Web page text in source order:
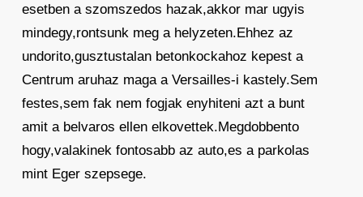
esetben a szomszedos hazak,akkor mar ugyis
mindegy,rontsunk meg a helyzeten.Ehhez az
undorito,gusztustalan betonkockahoz kepest a
Centrum aruhaz maga a Versailles-i kastely.Sem
festes,sem fak nem fogjak enyhiteni azt a bunt
amit a belvaros ellen elkovettek.Megdobbento
hogy,valakinek fontosabb az auto,es a parkolas
mint Eger szepsege.